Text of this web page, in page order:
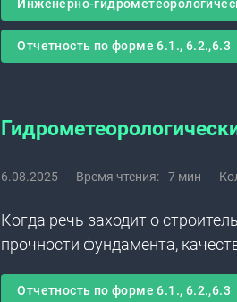
Инженерно-
Отчетность по форме 6.1., 6.2.,6.3
6.08.2025 Время чтения: 7 мин
Когда речь заходит о
прочности фундамента,
Отчетность по форме 6.1., 6.2.,6.3